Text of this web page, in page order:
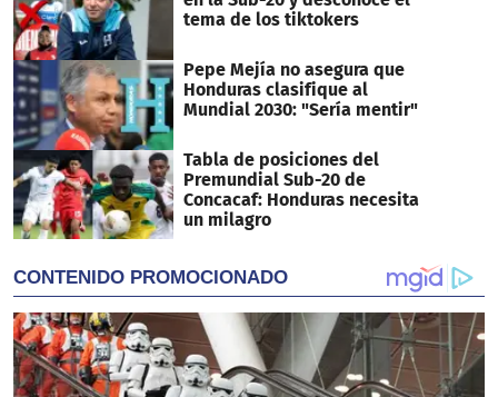
tema de los tiktokers
Pepe Mejía no asegura que
Honduras clasifique al
Mundial 2030: "Sería mentir"
Tabla de posiciones del
Premundial Sub-20 de
Concacaf: Honduras necesita
un milagro